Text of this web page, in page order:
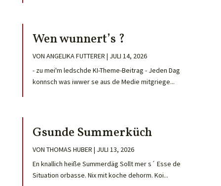
Wen wunnert’s ?
VON ANGELIKA FUTTERER | JULI 14, 2026
- zu mei'm ledschde KI-Theme-Beitrag - Jeden Dag
konnsch was iwwer se aus de Medie mitgriege...
Gsunde Summerküch
VON THOMAS HUBER | JULI 13, 2026
En knallich heiße Summerdäg Sollt mer s´ Esse de
Situation orbasse. Nix mit koche dehorm. Koi...